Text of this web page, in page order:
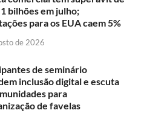
bilhões em julho;
para os EUA caem 5%
de 2026
de seminário
inclusão digital e escuta
para
de favelas